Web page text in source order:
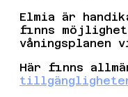
Elmia är
finns
våningsplanen
Här finns